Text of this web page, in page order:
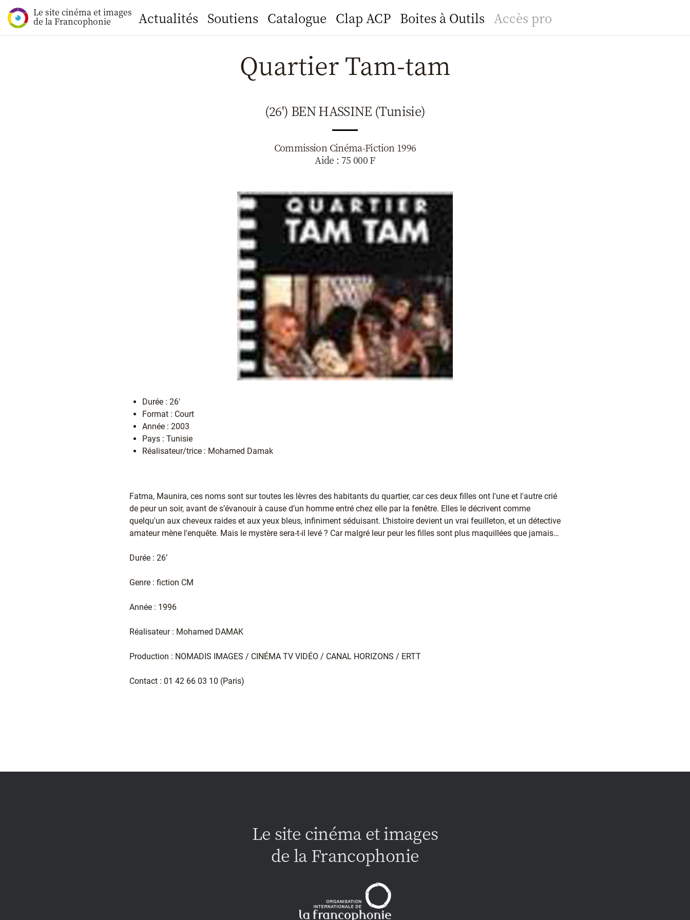
Le site cinéma et images
de la Francophonie Actualités Soutiens Catalogue Clap ACP Boites à Outils Accès pro
Quartier Tam-tam
(26') BEN HASSINE (Tunisie)
Commission Cinéma-Fiction 1996
Aide : 75 000 F
Durée : 26'
Format : Court
Année : 2003
Pays : Tunisie
Réalisateur/trice : Mohamed Damak
Fatma, Maunira, ces noms sont sur toutes les lèvres des habitants du quartier, car ces deux filles ont l'une et l'autre crié
de peur un soir, avant de s’évanouir à cause d’un homme entré chez elle par la fenêtre. Elles le décrivent comme
quelqu'un aux cheveux raides et aux yeux bleus, infiniment séduisant. L’histoire devient un vrai feuilleton, et un détective
amateur mène l'enquête. Mais le mystère sera-t-il levé ? Car malgré leur peur les filles sont plus maquillées que jamais…
Durée : 26’
Genre : fiction CM
Année : 1996
Réalisateur : Mohamed DAMAK
Production : NOMADIS IMAGES / CINÉMA TV VIDÉO / CANAL HORIZONS / ERTT
Contact : 01 42 66 03 10 (Paris)
Le site cinéma et images
de la Francophonie